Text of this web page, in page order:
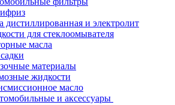
дистиллированная и электролит
для стеклоомывателя
масла
материалы
жидкости
масло
и аксессуары